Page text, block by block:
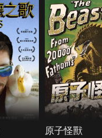
原子怪獸